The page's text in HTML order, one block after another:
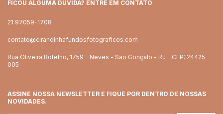
FICOU ALGUMA DÚVIDA? ENTRE EM CONTATO
21 97059-1708
contato@cirandinhafundosfotograficos.com
Rua Oliveira Botelho, 1759 - Neves - São Gonçalo - RJ - CEP: 24425-
005
ASSINE NOSSA NEWSLETTER E FIQUE POR DENTRO DE NOSSAS
NOVIDADES.